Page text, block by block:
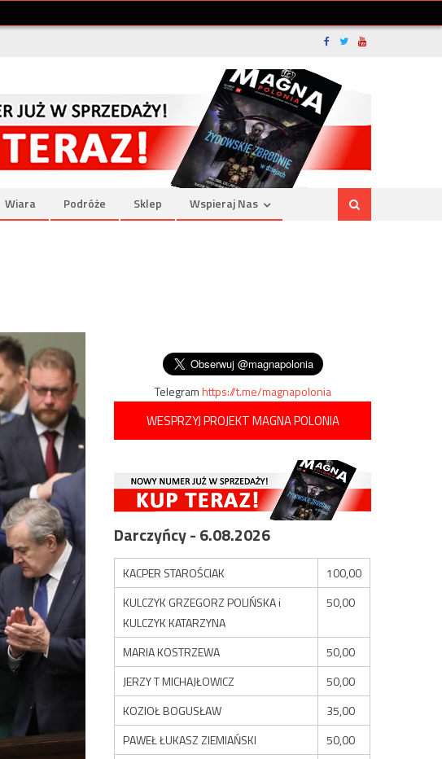
Wiara Podróże Sklep Wspieraj Nas
Telegramhttps://t.me/magnapolonia
WESPRZYJ PROJEKT MAGNA POLONIA
Darczyńcy - 6.08.2026
KACPER STAROŚCIAK
100,00
KULCZYK GRZEGORZ POLIŃSKA i
KULCZYK KATARZYNA
50,00
MARIA KOSTRZEWA
50,00
JERZY T MICHAJŁOWICZ
50,00
KOZIOŁ BOGUSŁAW
35,00
PAWEŁ ŁUKASZ ZIEMIAŃSKI
50,00